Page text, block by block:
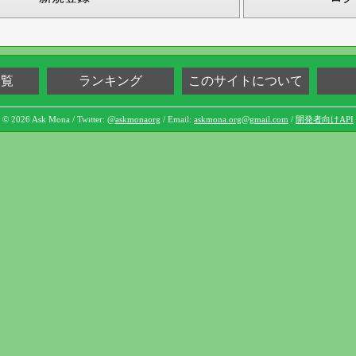
ランキング このサイトについて
© 2026 Ask Mona / Twitter: @askmonaorg / Email: askmona.org@gmail.com / 開発者向けAPI